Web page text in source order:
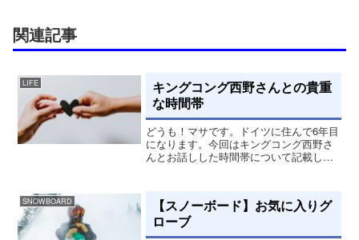
関連記事
LIFE
キングコング西野さんとの貴重
な時間帯
どうも！マサです。ドイツに住んで6年目
になります。今回はキングコング西野さ
んとお話しした時間帯について記載して
会いして更に飲みながら...
SNOWBOARD
【スノーボード】お気に入りグ
ローブ